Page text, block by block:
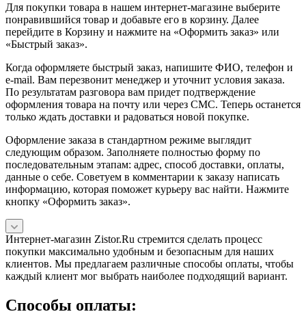
Для покупки товара в нашем интернет-магазине выберите
понравившийся товар и добавьте его в корзину. Далее
перейдите в Корзину и нажмите на «Оформить заказ» или
«Быстрый заказ».
Когда оформляете быстрый заказ, напишите ФИО, телефон и
e-mail. Вам перезвонит менеджер и уточнит условия заказа.
По результатам разговора вам придет подтверждение
оформления товара на почту или через СМС. Теперь останется
только ждать доставки и радоваться новой покупке.
Оформление заказа в стандартном режиме выглядит
следующим образом. Заполняете полностью форму по
последовательным этапам: адрес, способ доставки, оплаты,
данные о себе. Советуем в комментарии к заказу написать
информацию, которая поможет курьеру вас найти. Нажмите
кнопку «Оформить заказ».
Интернет-магазин Zistor.Ru стремится сделать процесс
покупки максимально удобным и безопасным для наших
клиентов. Мы предлагаем различные способы оплаты, чтобы
каждый клиент мог выбрать наиболее подходящий вариант.
Способы оплаты: